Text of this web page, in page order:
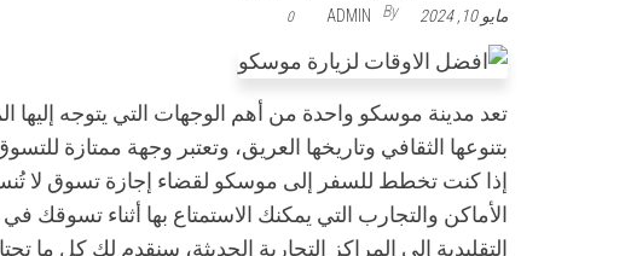
مايو 10, 2024 By
ADMIN
0
تعد مدينة موسكو واحدة من أهم الوجهات التي يتوجه
بتنوعها الثقافي وتاريخها العريق، وتعتبر وجهة ممتازة
إذا كنت تخطط للسفر إلى موسكو لقضاء إجازة تسوق لا
الأماكن والتجارب التي يمكنك الاستمتاع بها أثناء تسوقك
التقليدية إلى المراكز التجارية الحديثة، سنقدم لك كل